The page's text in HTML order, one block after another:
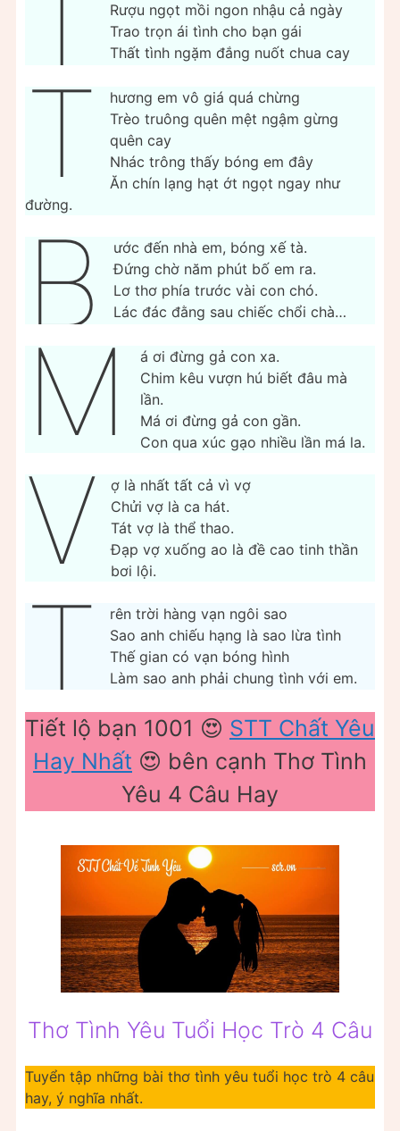
Rượu ngọt mồi ngon nhậu cả ngày
Trao trọn ái tình cho bạn gái
Thất tình ngặm đắng nuốt chua cay
T
hương em vô giá quá chừng
Trèo truông quên mệt ngậm gừng
quên cay
Nhác trông thấy bóng em đây
Ăn chín lạng hạt ớt ngọt ngay như
đường.
B
ước đến nhà em, bóng xế tà.
Đứng chờ năm phút bố em ra.
Lơ thơ phía trước vài con chó.
Lác đác đằng sau chiếc chổi chà…
M
á ơi đừng gả con xa.
Chim kêu vượn hú biết đâu mà
lần.
Má ơi đừng gả con gần.
Con qua xúc gạo nhiều lần má la.
V
ợ là nhất tất cả vì vợ
Chửi vợ là ca hát.
Tát vợ là thể thao.
Đạp vợ xuống ao là đề cao tinh thần
bơi lội.
T
rên trời hàng vạn ngôi sao
Sao anh chiếu hạng là sao lừa tình
Thế gian có vạn bóng hình
Làm sao anh phải chung tình với em.
Tiết lộ bạn 1001 😍 STT Chất Yêu
Hay Nhất 😍 bên cạnh Thơ Tình
Yêu 4 Câu Hay
Thơ Tình Yêu Tuổi Học Trò 4 Câu
Tuyển tập những bài thơ tình yêu tuổi học trò 4 câu
hay, ý nghĩa nhất.